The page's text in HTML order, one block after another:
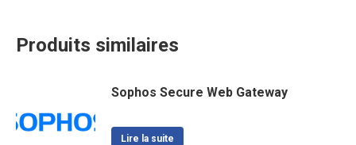
Produits similaires
Sophos Secure Web Gateway
Lire la suite